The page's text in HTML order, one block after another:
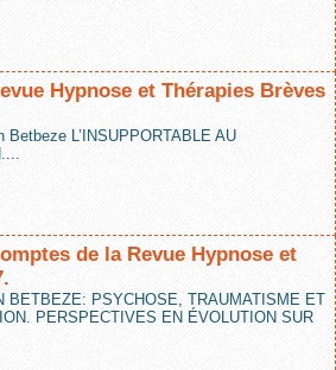
Hypnose et Thérapies Brèves
Betbeze L’INSUPPORTABLE AU
de la Revue Hypnose et
BETBEZE: PSYCHOSE, TRAUMATISME ET
PERSPECTIVES EN ÉVOLUTION SUR